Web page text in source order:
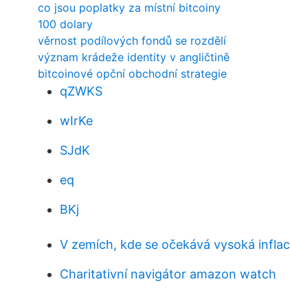
co jsou poplatky za místní bitcoiny
100 dolary
věrnost podílových fondů se rozdělí
význam krádeže identity v angličtině
bitcoinové opční obchodní strategie
qZWKS
wIrKe
SJdK
eq
BKj
V zemích, kde se očekává vysoká
Charitativní navigátor amazon watch